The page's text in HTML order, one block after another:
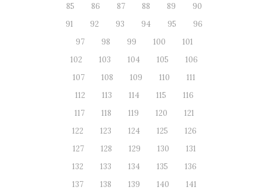
85
86 87 88 89
90
91
92 93 94 95
96
97
98 99 100
101
102
103 104 105
106
107
108 109 110
111
112
113 114 115
116
117
118 119 120
121
122
123 124 125
126
127
128 129 130
131
132
133 134 135
136
137
138 139 140
141